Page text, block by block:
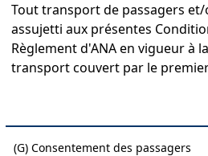
Tout transport de passagers et/
assujetti aux présentes
Règlement d'ANA en vigueur à
transport couvert par le
(G) Consentement des passagers